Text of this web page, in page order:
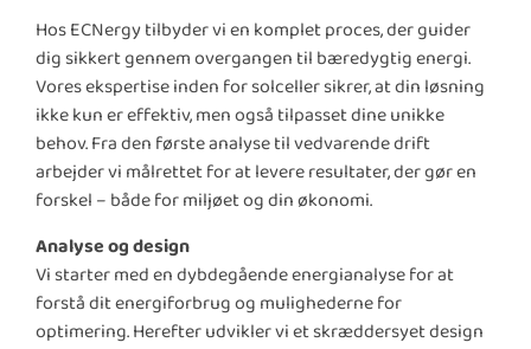
Hos ECNergy tilbyder vi en komplet proces, der guider
dig sikkert gennem overgangen til bæredygtig energi.
Vores ekspertise inden for solceller sikrer, at din løsning
ikke kun er effektiv, men også tilpasset dine unikke
behov. Fra den første analyse til vedvarende drift
arbejder vi målrettet for at levere resultater, der gør en
forskel – både for miljøet og din økonomi.
Analyse og design
Vi starter med en dybdegående energianalyse for at
forstå dit energiforbrug og mulighederne for
optimering. Herefter udvikler vi et skræddersyet design